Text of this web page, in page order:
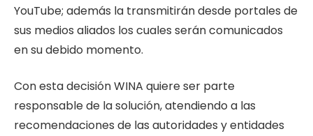
YouTube; además la transmitirán desde portales de
sus medios aliados los cuales serán comunicados
en su debido momento.
Con esta decisión WINA quiere ser parte
responsable de la solución, atendiendo a las
recomendaciones de las autoridades y entidades